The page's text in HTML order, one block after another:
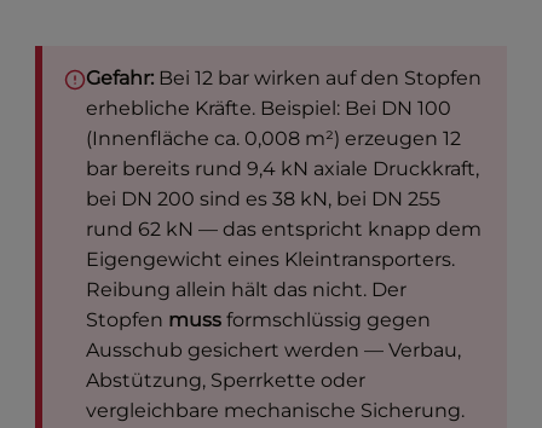
Gefahr: Bei 12 bar wirken auf den Stopfen
erhebliche Kräfte. Beispiel: Bei DN 100
(Innenfläche ca. 0,008 m²) erzeugen 12
bar bereits rund 9,4 kN axiale Druckkraft,
bei DN 200 sind es 38 kN, bei DN 255
rund 62 kN — das entspricht knapp dem
Eigengewicht eines Kleintransporters.
Reibung allein hält das nicht. Der
Stopfen muss formschlüssig gegen
Ausschub gesichert werden — Verbau,
Abstützung, Sperrkette oder
vergleichbare mechanische Sicherung.